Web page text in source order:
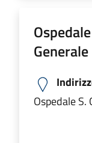
Generale
Ospedale S.